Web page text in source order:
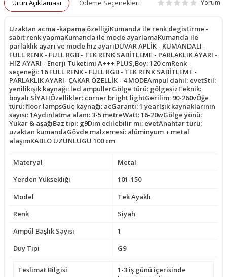
Ürün Açıklaması Ödeme Seçenekleri Yorum
Uzaktan acma -kapama özelliğiKumanda ile renk degistirme -
sabit renk yapmaKumanda ile mode ayarlamaKumanda ile
parlaklık ayarı ve mode hız ayarıDUVAR APLİK - KUMANDALI -
FULL RENK - FULL RGB - TEK RENK SABİTLEME - PARLAKLIK AYARI -
HIZ AYARI - Enerji Tüketimi A+++ PLUS,Boy: 120 cmRenk
seçeneği: 16 FULL RENK - FULL RGB - TEK RENK SABİTLEME -
PARLAKLIK AYARI- ÇAKAR ÖZELLİK - 4 MODEAmpul dahil: evetStil:
yenilikışık kaynağı: led ampullerGölge türü: gölgesizTeknik:
boyalı SİYAHÖzellikler: corner bright lightGerilim: 90-260vÖğe
türü: floor lampsGüç kaynağı: acGaranti: 1 yearIşık kaynaklarının
sayısı: 1Aydınlatma alanı: 3-5 metreWatt: 16-20wGölge yönü:
Yukar & aşağıBaz tipi: g9Dim edilebilir mi: evetAnahtar türü:
uzaktan kumandaGövde malzemesi: alüminyum + metal
alaşımKABLO UZUNLUGU 100 cm
Materyal
Metal
Yerden Yüksekliği
101-150
Model
Tek Ayaklı
Renk
Siyah
Ampül Başlık Sayısı
1
Duy Tipi
G9
Teslimat Bilgisi
1-3 iş günü içerisinde